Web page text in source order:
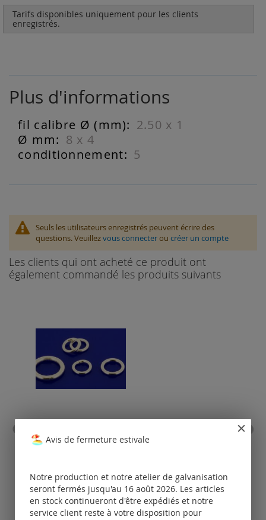
Tarifs disponibles uniquement pour les clients
enregistrés.
Plus d'informations
Plus
d'informations
2.50 x 1
8 x 4
5
Seuls les utilisateurs enregistrés peuvent écrire des
questions. Veuillezvous connecterou créer un compte
Les clients qui ont acheté ce produit ont
également commandé les produits suivants
uniquement
pour les clients
enregistrés.
Avis de fermeture estivale
Notre production et notre atelier de galvanisation
seront fermés jusqu'au 16 août 2026. Les articles
en stock continueront d'être expédiés et notre
service client reste à votre disposition pour